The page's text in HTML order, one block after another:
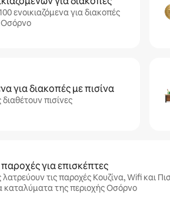
ενοικιαζόμενα για διακοπές
Οσόρνο
για διακοπές με πισίνα
διαθέτουν πισίνες
για επισκέπτες
λατρεύουν τις παροχές Κουζίνα, Wifi και
καταλύματα της περιοχής Οσόρνο